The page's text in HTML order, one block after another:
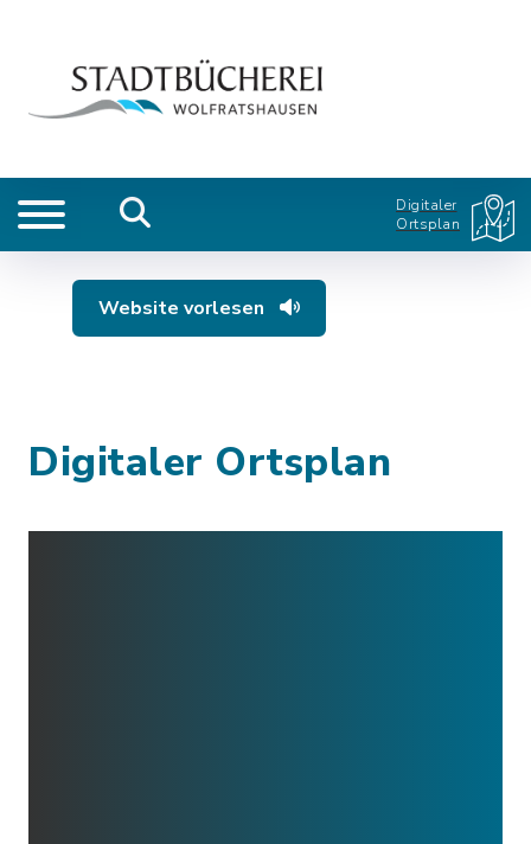
Digitaler
Ortsplan
Website vorlesen
Digitaler Ortsplan